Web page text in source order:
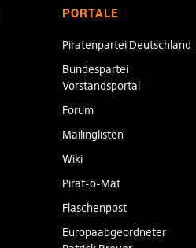
PORTALE
Piratenpartei Deutschland
Bundespartei
Vorstandsportal
Forum
Mailinglisten
Wiki
Pirat-o-Mat
Flaschenpost
Europaabgeordneter